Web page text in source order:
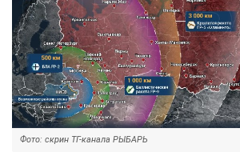
Фото: скрин ТГ-канала РЫБАРЬ